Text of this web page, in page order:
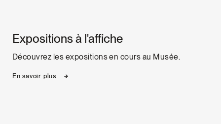
Expositions à l'affiche
Découvrez les expositions en cours au Musée.
En savoir plus